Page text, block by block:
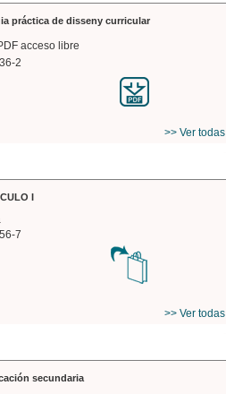
práctica de disseny curricular
acceso libre
2
>> Ver todas
I
7
>> Ver todas
secundaria